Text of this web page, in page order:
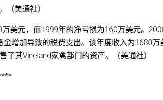
（美通社）
美元，而1999年的净亏损为160万美元。
增加导致的税费支出。该年度收入为1680万
其Vineland家禽部门的资产。（美通社）